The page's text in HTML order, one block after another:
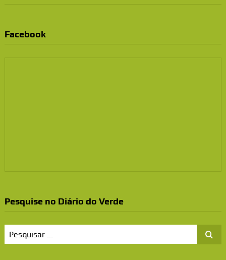
Facebook
Pesquise no Diário do Verde